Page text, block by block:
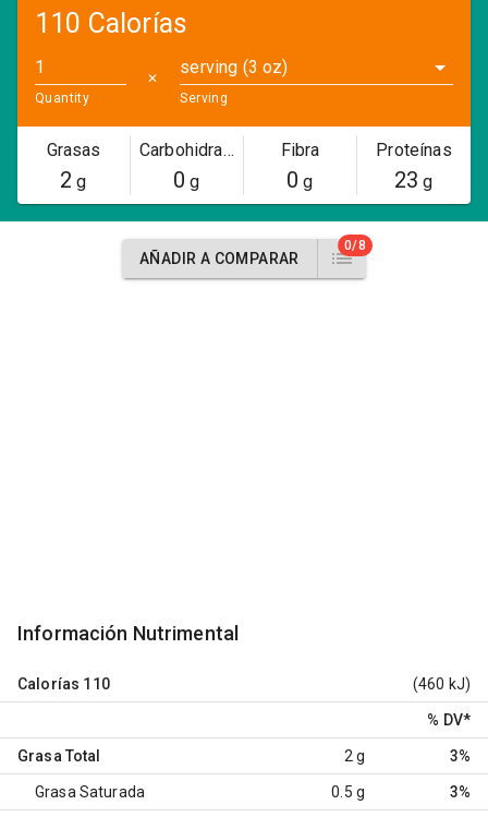
110 Calorías
Quantity
✕
serving (3 oz)
Serving
Grasas
2 g
Carbohidratos
0 g
Fibra
0 g
Proteínas
23 g
AÑADIR A COMPARAR
0/8
Información Nutrimental
Calorías 110 (460 kJ)
% DV*
Grasa Total 2 g 3%
Grasa Saturada 0.5 g 3%